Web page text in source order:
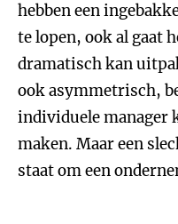
hebben een
te lopen, ook al gaat
dramatisch kan
ook asymmetrisch,
individuele manager
maken. Maar een
staat om een